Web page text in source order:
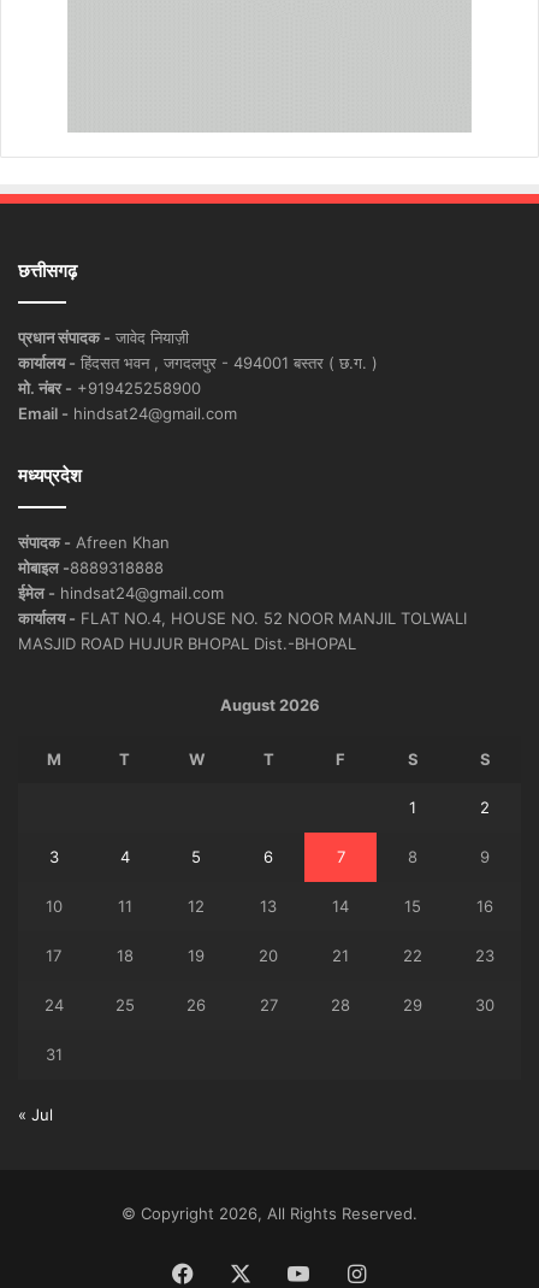
छत्तीसगढ़
प्रधान संपादक - जावेद नियाज़ी
कार्यालय - हिंदसत भवन , जगदलपुर - 494001 बस्तर ( छ.ग. )
मो. नंबर - +919425258900
Email - hindsat24@gmail.com
मध्यप्रदेश
संपादक - Afreen Khan
मोबाइल -8889318888
ईमेल - hindsat24@gmail.com
कार्यालय - FLAT NO.4, HOUSE NO. 52 NOOR MANJIL TOLWALI
MASJID ROAD HUJUR BHOPAL Dist.-BHOPAL
August 2026
M T W T F S S
1 2
3 4 5 6 7 8 9
10 11 12 13 14 15 16
17 18 19 20 21 22 23
24 25 26 27 28 29 30
31
« Jul
© Copyright 2026, All Rights Reserved.
Facebook YouTubeInstagram